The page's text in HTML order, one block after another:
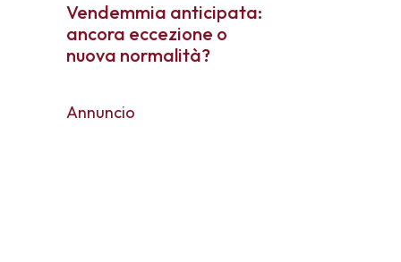
Vendemmia anticipata:
ancora eccezione o
nuova normalità?
Annuncio